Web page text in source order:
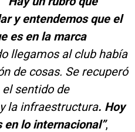
y entendemos que el
es en la marca
llegamos al club había
de cosas. Se recuperó
sentido de
la infraestructura. Hoy
lo internacional”,